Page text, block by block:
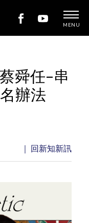
MENU
舜任–串
辦法
｜ 回新知新訊